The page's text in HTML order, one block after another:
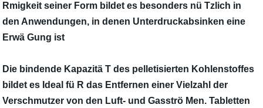
Rmigkeit seiner Form bildet es besonders nü Tzlich in
den Anwendungen, in denen Unterdruckabsinken eine
Erwä Gung ist
Die bindende Kapazitä T des pelletisierten Kohlenstoffes
bildet es Ideal fü R das Entfernen einer Vielzahl der
Verschmutzer von den Luft- und Gasströ Men. Tabletten